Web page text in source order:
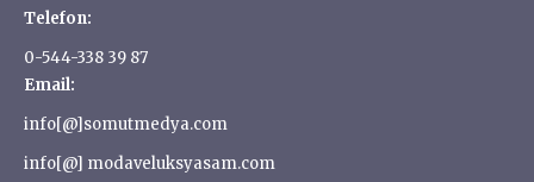
Telefon:
0-544-338 39 87
Email:
info[@]somutmedya.com
info[@] modaveluksyasam.com